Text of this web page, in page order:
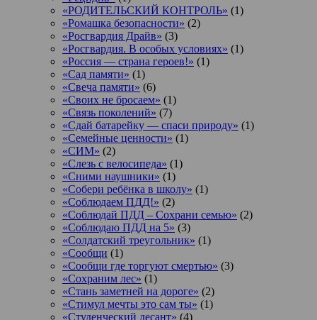
«РОДИТЕЛЬСКИЙ КОНТРОЛЬ» (1)
«Ромашка безопасности» (2)
«Росгвардия Драйв» (3)
«Росгвардия. В особых условиях» (1)
«Россия — страна героев!» (1)
«Сад памяти» (1)
«Свеча памяти» (6)
«Своих не бросаем» (1)
«Связь поколений» (7)
«Сдай батарейку — спаси природу» (1)
«Семейные ценности» (1)
«СИМ» (2)
«Слезь с велосипеда» (1)
«Сними наушники» (1)
«Собери ребёнка в школу» (1)
«Соблюдаем ПДД!» (2)
«Соблюдай ПДД – Сохрани семью» (2)
«Соблюдаю ПДД на 5» (3)
«Солдатский треугольник» (1)
«Сообщи (1)
«Сообщи где торгуют смертью» (3)
«Сохраним лес» (1)
«Стань заметней на дороге» (2)
«Стимул мечты это сам ты» (1)
«Студенческий десант» (4)